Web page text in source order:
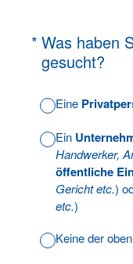
* Was haben
gesucht?
(Erforderlich.)
Eine
Ein
Handwerker,
öffentliche
Gericht etc.)
etc.)
Keine der